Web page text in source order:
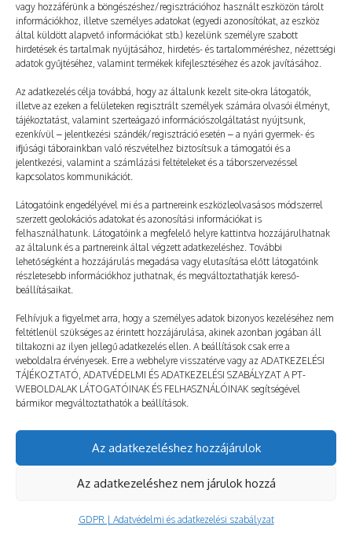
vagy hozzáférünk a böngészéshez/regisztrációhoz használt eszközön tárolt
információkhoz, illetve személyes adatokat (egyedi azonosítókat, az eszköz
által küldött alapvető információkat stb.) kezelünk személyre szabott
hirdetések és tartalmak nyújtásához, hirdetés- és tartalomméréshez, nézettségi
adatok gyűjtéséhez, valamint termékek kifejlesztéséhez és azok javításához.
Az adatkezelés célja továbbá, hogy az általunk kezelt site-okra látogatók,
illetve az ezeken a felületeken regisztrált személyek számára olvasói élményt,
tájékoztatást, valamint szerteágazó információszolgáltatást nyújtsunk,
ezenkívül – jelentkezési szándék/regisztráció esetén – a nyári gyermek- és
ifjúsági táborainkban való részvételhez biztosítsuk a támogatói és a
jelentkezési, valamint a számlázási feltételeket és a táborszervezéssel
kapcsolatos kommunikációt.
Látogatóink engedélyével mi és a partnereink eszközleolvasásos módszerrel
szerzett geolokációs adatokat és azonosítási információkat is
felhasználhatunk. Látogatóink a megfelelő helyre kattintva hozzájárulhatnak
az általunk és a partnereink által végzett adatkezeléshez. További
lehetőségként a hozzájárulás megadása vagy elutasítása előtt látogatóink
részletesebb információkhoz juthatnak, és megváltoztathatják kereső-
beállításaikat.
Felhívjuk a figyelmet arra, hogy a személyes adatok bizonyos kezeléséhez nem
feltétlenül szükséges az érintett hozzájárulása, akinek azonban jogában áll
tiltakozni az ilyen jellegű adatkezelés ellen. A beállítások csak erre a
weboldalra érvényesek. Erre a webhelyre visszatérve vagy az ADATKEZELÉSI
TÁJÉKOZTATÓ, ADATVÉDELMI ÉS ADATKEZELÉSI SZABÁLYZAT A PT-
WEBOLDALAK LÁTOGATÓINAK ÉS FELHASZNÁLÓINAK segítségével
bármikor megváltoztathatók a beállítások.
Az adatkezeléshez hozzájárulok
Az adatkezeléshez nem járulok hozzá
GDPR | Adatvédelmi és adatkezelési szabályzat
A testvérem – 34. rész
2026. 06. 20. TÁBORNAPLÓ
Patrik: Maxi szemében őszinte aggodalmat látok, amiből
rögtön sejtem, hogy tényleg szarul nézhetek ki. – Nyugi
– suttogom rekedten –, megmaradok. A hangomtól
még idegesebb lesz. – Mi van veled?…
Még több
© taborozz.hu
GDPR | Adatvédelmi és adatkezelési szabályzat